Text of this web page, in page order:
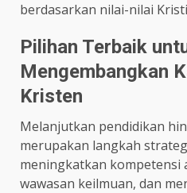
berdasarkan nilai-nilai
Pilihan Terbaik
Mengembangkan
Kristen
Melanjutkan pendidikan
merupakan langkah
meningkatkan kompetensi
wawasan keilmuan, dan